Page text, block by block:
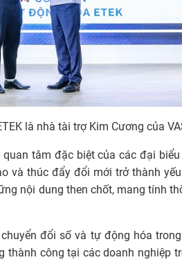
là nhà tài trợ Kim Cương của
tâm đặc biệt của các đại
và thúc đẩy đổi mới trở thành
nội dung then chốt, mang tính
đổi số và tự động hóa
công tại các doanh nghiệp